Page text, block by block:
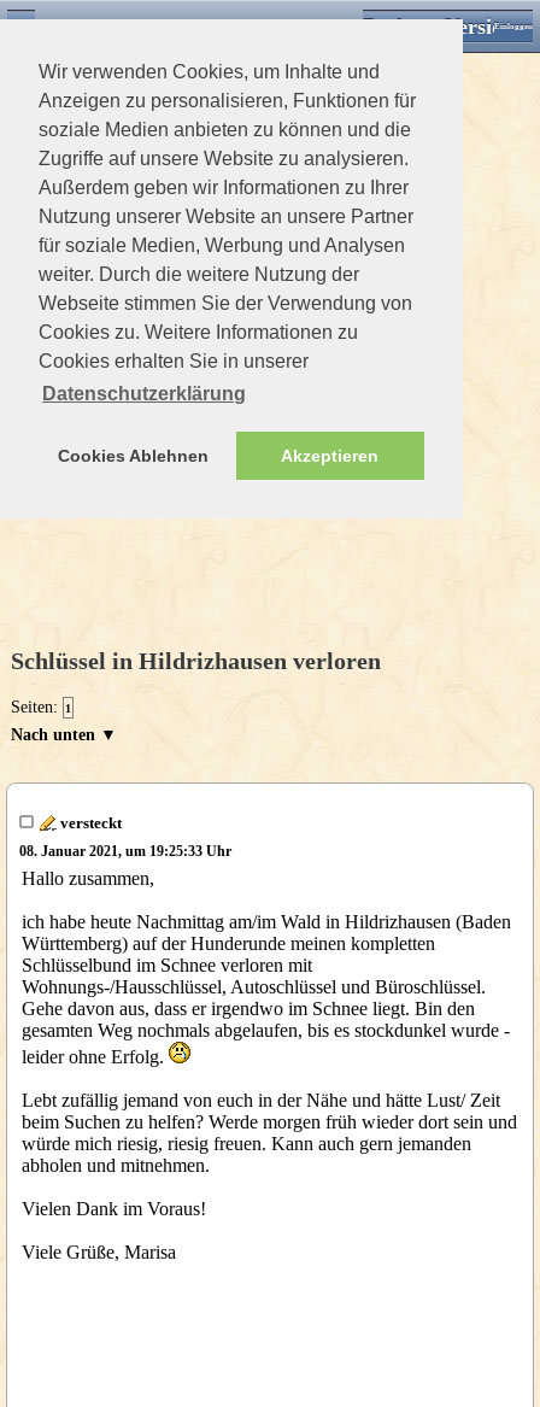
Wir verwenden Cookies, um Inhalte und
Anzeigen zu personalisieren, Funktionen für
soziale Medien anbieten zu können und die
Zugriffe auf unsere Website zu analysieren.
Außerdem geben wir Informationen zu Ihrer
Nutzung unserer Website an unsere Partner
für soziale Medien, Werbung und Analysen
weiter. Durch die weitere Nutzung der
Webseite stimmen Sie der Verwendung von
Cookies zu. Weitere Informationen zu
Cookies erhalten Sie in unserer
Datenschutzerklärung
Cookies Ablehnen Akzeptieren
Desktop VersionEinloggen
Schlüssel in Hildrizhausen verloren
Seiten: 1
Nach unten ▼
versteckt
08. Januar 2021, um 19:25:33 Uhr
Hallo zusammen,
ich habe heute Nachmittag am/im Wald in Hildrizhausen (Baden
Württemberg) auf der Hunderunde meinen kompletten
Schlüsselbund im Schnee verloren mit
Wohnungs-/Hausschlüssel, Autoschlüssel und Büroschlüssel.
Gehe davon aus, dass er irgendwo im Schnee liegt. Bin den
gesamten Weg nochmals abgelaufen, bis es stockdunkel wurde -
leider ohne Erfolg.
Lebt zufällig jemand von euch in der Nähe und hätte Lust/ Zeit
beim Suchen zu helfen? Werde morgen früh wieder dort sein und
würde mich riesig, riesig freuen. Kann auch gern jemanden
abholen und mitnehmen.
Vielen Dank im Voraus!
Viele Grüße, Marisa